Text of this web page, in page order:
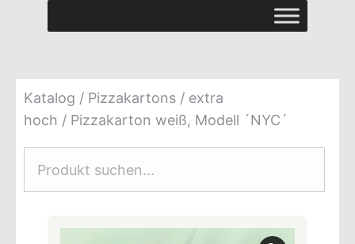
Katalog / Pizzakartons / extra
hoch / Pizzakarton weiß, Modell ´NYC´